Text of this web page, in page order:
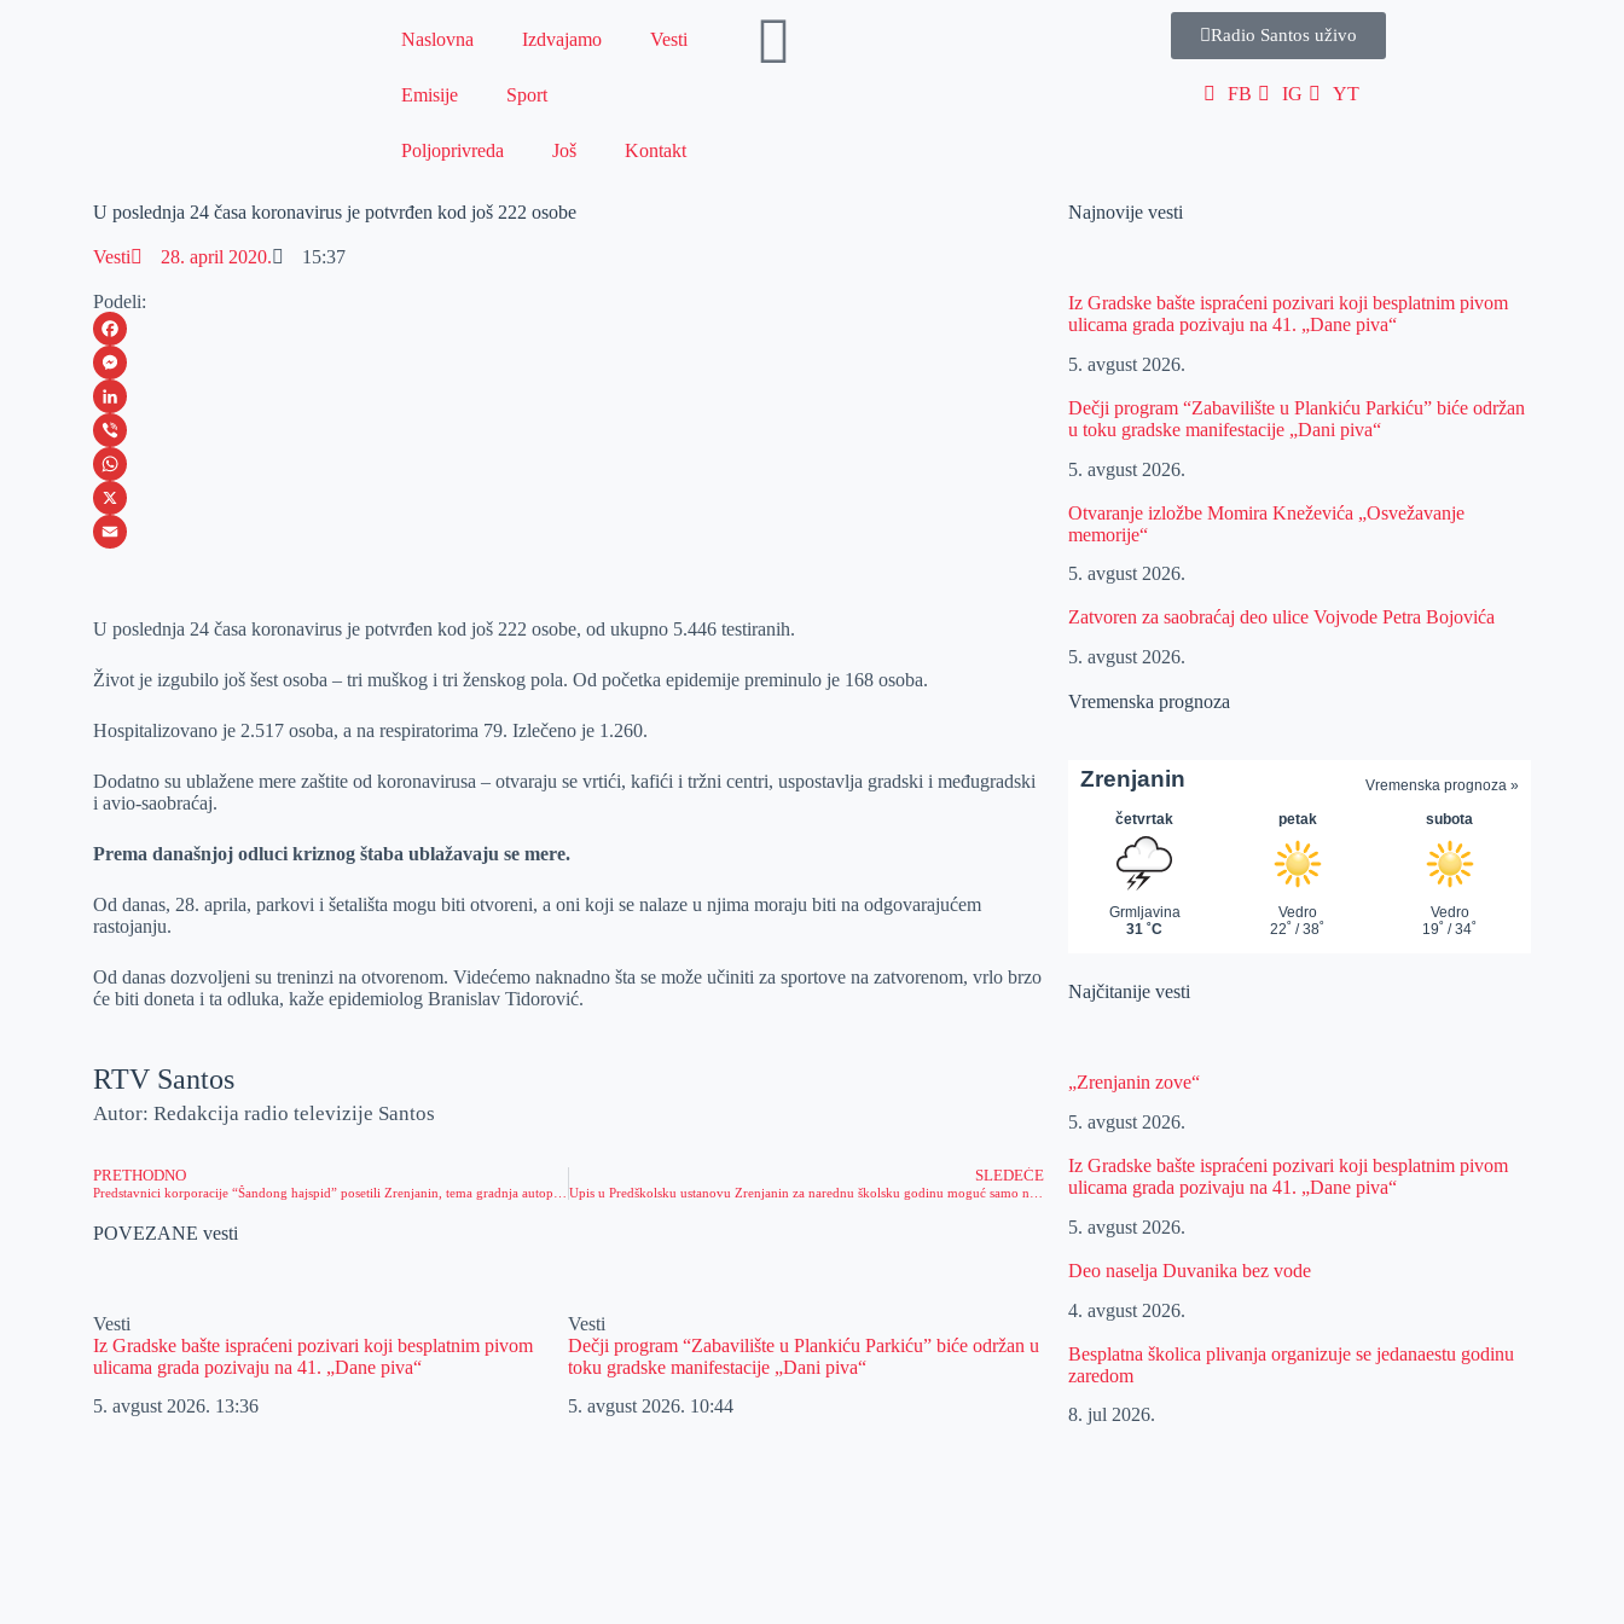
Naslovna Izdvajamo Vesti
Emisije Sport
Poljoprivreda Još Kontakt
Radio Santos uživo
FB IG YT
U poslednja 24 časa koronavirus je potvrđen kod još 222 osobe
Vesti 28. april 2020. 15:37
Podeli:
F
a
c
e
b
o
M
e
s
s
e
e
r
L
i
n
k
I
n
V
i
b
W
h
s
A
p
X
a
i
U poslednja 24 časa koronavirus je potvrđen kod još 222 osobe, od ukupno 5.446 testiranih.
Život je izgubilo još šest osoba – tri muškog i tri ženskog pola. Od početka epidemije preminulo je 168 osoba.
Hospitalizovano je 2.517 osoba, a na respiratorima 79. Izlečeno je 1.260.
Dodatno su ublažene mere zaštite od koronavirusa – otvaraju se vrtići, kafići i tržni centri, uspostavlja gradski i međugradski
i avio-saobraćaj.
Prema današnjoj odluci kriznog štaba ublažavaju se mere.
Od danas, 28. aprila, parkovi i šetališta mogu biti otvoreni, a oni koji se nalaze u njima moraju biti na odgovarajućem
rastojanju.
Od danas dozvoljeni su treninzi na otvorenom. Videćemo naknadno šta se može učiniti za sportove na zatvorenom, vrlo brzo
će biti doneta i ta odluka, kaže epidemiolog Branislav Tidorović.
RTV Santos
Autor: Redakcija radio televizije Santos
PRETHODNO SLEDEĆE
POVEZANE vesti
Vesti
Iz Gradske bašte ispraćeni pozivari koji besplatnim pivom
ulicama grada pozivaju na 41. „Dane piva“
5. avgust 2026. 13:36
Vesti
Dečji program “Zabavilište u Plankiću Parkiću” biće održan u
toku gradske manifestacije „Dani piva“
5. avgust 2026. 10:44
Najnovije vesti
Iz Gradske bašte ispraćeni pozivari koji besplatnim pivom
ulicama grada pozivaju na 41. „Dane piva“
5. avgust 2026.
Dečji program “Zabavilište u Plankiću Parkiću” biće održan
u toku gradske manifestacije „Dani piva“
5. avgust 2026.
Otvaranje izložbe Momira Kneževića „Osvežavanje
memorije“
5. avgust 2026.
Zatvoren za saobraćaj deo ulice Vojvode Petra Bojovića
5. avgust 2026.
Vremenska prognoza
Najčitanije vesti
„Zrenjanin zove“
5. avgust 2026.
Iz Gradske bašte ispraćeni pozivari koji besplatnim pivom
ulicama grada pozivaju na 41. „Dane piva“
5. avgust 2026.
Deo naselja Duvanika bez vode
4. avgust 2026.
Besplatna školica plivanja organizuje se jedanaestu godinu
zaredom
8. jul 2026.